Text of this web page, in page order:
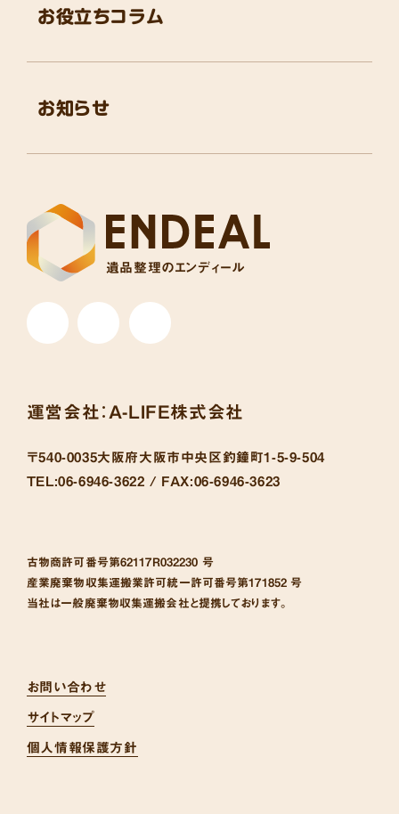
遺品整理のエンディール
お役立ちコラム
お知らせ
運営会社： A-LIFE株式会社
〒540-0035大阪府大阪市中央区釣鐘町1-5-9-504
TEL:06-6946-3622 / FAX:06-6946-3623
古物商許可番号第62117R032230 号
産業廃棄物収集運搬業許可統一許可番号第171852 号
当社は一般廃棄物収集運搬会社と提携しております。
お問い合わせ
サイトマップ
個人情報保護方針